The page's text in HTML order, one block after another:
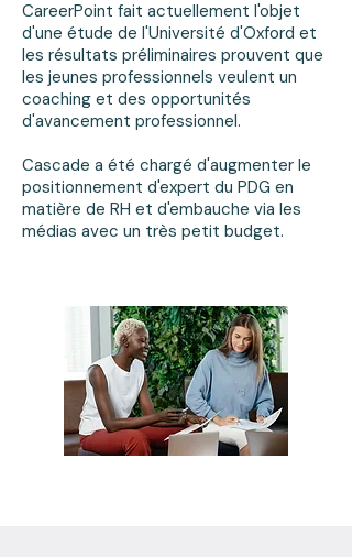
CareerPoint fait actuellement l'objet
d'une étude de l'Université d'Oxford et
les résultats préliminaires prouvent que
les jeunes professionnels veulent un
coaching et des opportunités
d'avancement professionnel.
Cascade a été chargé d'augmenter le
positionnement d'expert du PDG en
matière de RH et d'embauche via les
médias avec un très petit budget.